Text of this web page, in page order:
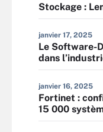
Stockage :
janvier 17, 2025
Le Software-
dans
janvier 16, 2025
Fortinet :
15 000